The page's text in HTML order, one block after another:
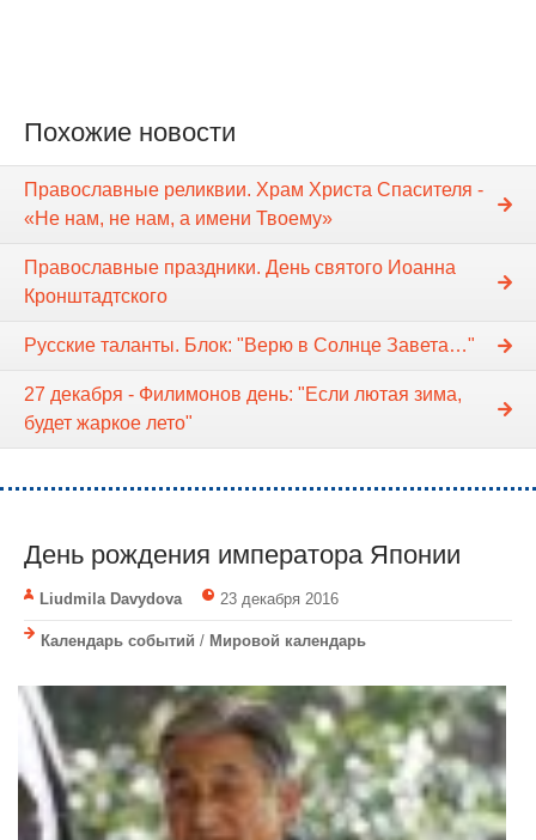
Похожие новости
Православные реликвии. Храм Христа Спасителя -
«Не нам, не нам, а имени Твоему»
Православные праздники. День святого Иоанна
Кронштадтского
Русские таланты. Блок: "Верю в Солнце Завета…"
27 декабря - Филимонов день: "Если лютая зима,
будет жаркое лето"
День рождения императора Японии
Liudmila Davydova 23 декабря 2016
Календарь событий / Мировой календарь